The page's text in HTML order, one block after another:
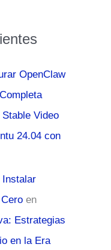
OpenClaw
Stable Video
24.04 con
Instalar
en
Estrategias
en la Era